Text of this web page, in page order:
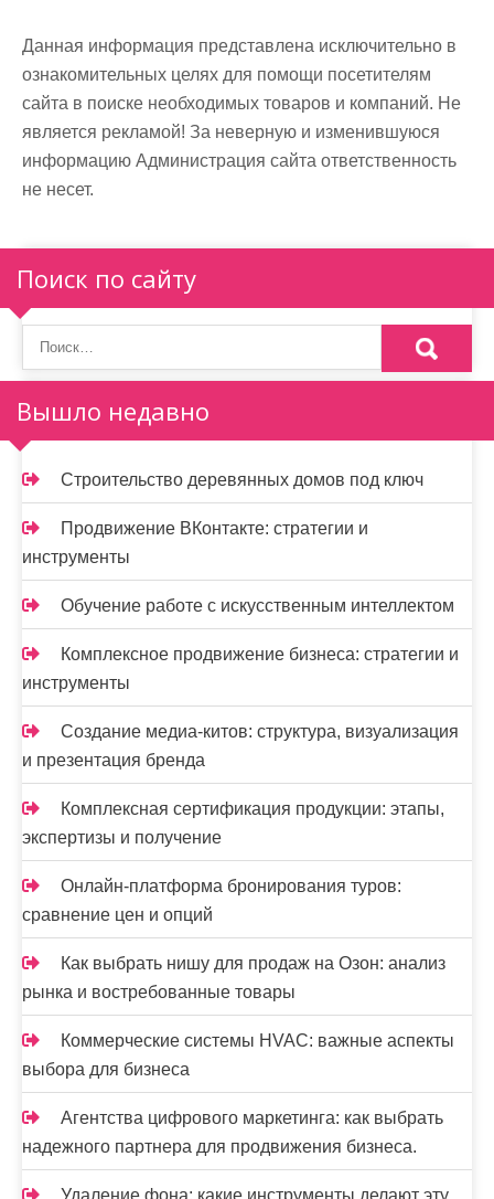
Данная информация представлена исключительно в
ознакомительных целях для помощи посетителям
сайта в поиске необходимых товаров и компаний. Не
является рекламой! За неверную и изменившуюся
информацию Администрация сайта ответственность
не несет.
Поиск по сайту
Вышло недавно
Строительство деревянных домов под ключ
Продвижение ВКонтакте: стратегии и
инструменты
Обучение работе с искусственным интеллектом
Комплексное продвижение бизнеса: стратегии и
инструменты
Создание медиа-китов: структура, визуализация
и презентация бренда
Комплексная сертификация продукции: этапы,
экспертизы и получение
Онлайн-платформа бронирования туров:
сравнение цен и опций
Как выбрать нишу для продаж на Озон: анализ
рынка и востребованные товары
Коммерческие системы HVAC: важные аспекты
выбора для бизнеса
Агентства цифрового маркетинга: как выбрать
надежного партнера для продвижения бизнеса.
Удаление фона: какие инструменты делают эту